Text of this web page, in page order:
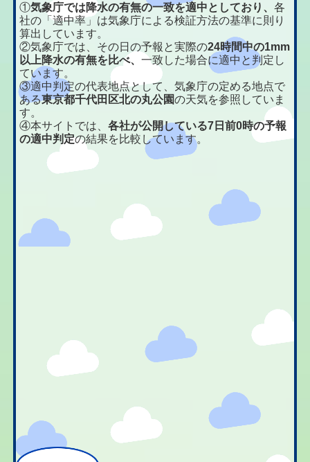
①気象庁では降水の有無の一致を適中としており、各
社の「適中率」は気象庁による検証方法の基準に則り
算出しています。
②気象庁では、その日の予報と実際の24時間中の1mm
以上降水の有無を比べ、一致した場合に適中と判定し
ています。
③適中判定の代表地点として、気象庁の定める地点で
ある東京都千代田区北の丸公園の天気を参照していま
す。
④本サイトでは、各社が公開している7日前0時の予報
の適中判定の結果を比較しています。